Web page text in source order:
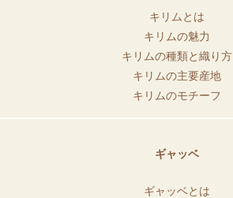
キリムとは
キリムの魅力
キリムの種類と織り方
キリムの主要産地
キリムのモチーフ
ギャッベ
ギャッベとは